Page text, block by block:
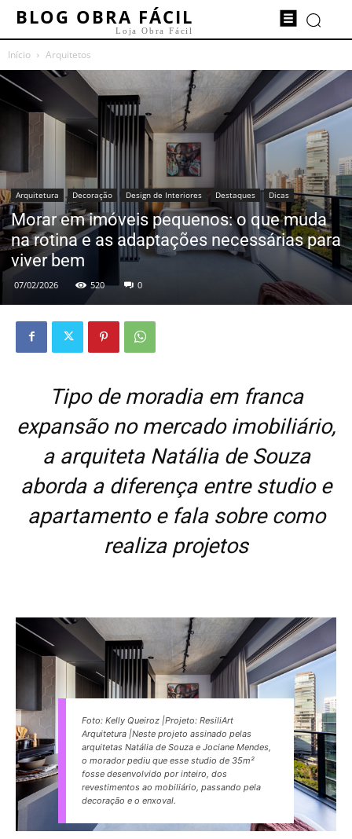
BLOG OBRA FÁCIL
Loja Obra Fácil
Início Arquitetos
Arquitetura Decoração Design de Interiores Destaques Dicas
Morar em imóveis pequenos: o que muda
na rotina e as adaptações necessárias para
viver bem
07/02/2026 520 0
Tipo de moradia em franca
expansão no mercado imobiliário,
a arquiteta Natália de Souza
aborda a diferença entre studio e
apartamento e fala sobre como
realiza projetos
Foto: Kelly Queiroz |Projeto: ResiliArt
Arquitetura |Neste projeto assinado pelas
arquitetas Natália de Souza e Jociane Mendes,
o morador pediu que esse studio de 35m²
fosse desenvolvido por inteiro, dos
revestimentos ao mobiliário, passando pela
decoração e o enxoval.